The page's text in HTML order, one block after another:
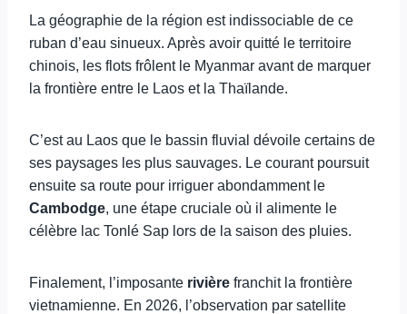
La géographie de la région est indissociable de ce
ruban d’eau sinueux. Après avoir quitté le territoire
chinois, les flots frôlent le Myanmar avant de marquer
la frontière entre le Laos et la Thaïlande.
C’est au Laos que le bassin fluvial dévoile certains de
ses paysages les plus sauvages. Le courant poursuit
ensuite sa route pour irriguer abondamment le
Cambodge, une étape cruciale où il alimente le
célèbre lac Tonlé Sap lors de la saison des pluies.
Finalement, l’imposante rivière franchit la frontière
vietnamienne. En 2026, l’observation par satellite